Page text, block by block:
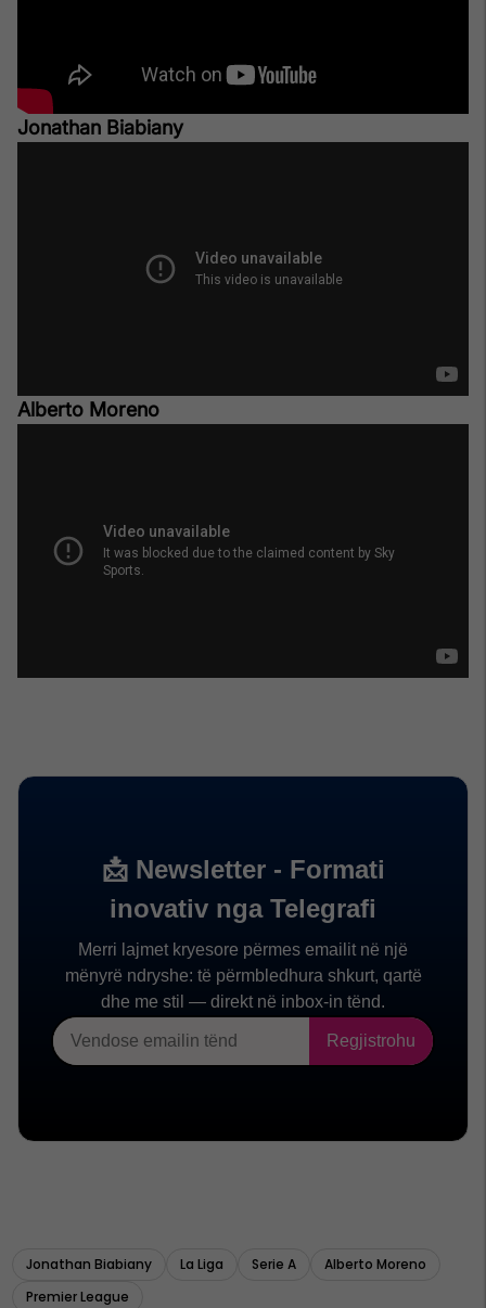
Jonathan Biabiany
Alberto Moreno
Jonathan Biabiany La Liga Serie A
Alberto Moreno
Premier League